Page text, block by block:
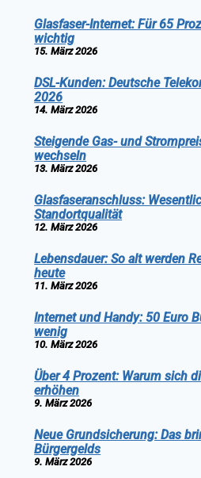
Glasfaser-Internet: Für 65
wichtig
15. März 2026
DSL-Kunden: Deutsche
2026
14. März 2026
Steigende Gas- und
wechseln
13. März 2026
Glasfaseranschluss:
Standortqualität
12. März 2026
Lebensdauer: So alt werden
heute
11. März 2026
Internet und Handy: 50 Euro
wenig
10. März 2026
Über 4 Prozent: Warum sich
erhöhen
9. März 2026
Neue Grundsicherung: Das
Bürgergelds
9. März 2026